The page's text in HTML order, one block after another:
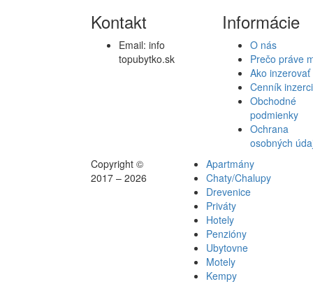
Kontakt
Email: info
topubytko.sk
Informácie
O nás
Prečo práve
Ako inzerovať
Cenník
Obchodné
podmienky
Ochrana
osobných
Copyright ©
2017 – 2026
Apartmány
Chaty/Chalupy
Drevenice
Priváty
Hotely
Penzióny
Ubytovne
Motely
Kempy